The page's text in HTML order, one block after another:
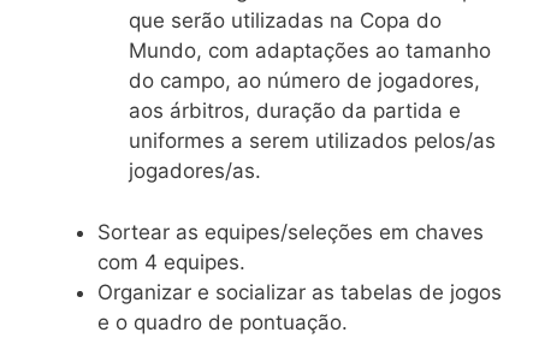
que serão utilizadas na Copa do
Mundo, com adaptações ao tamanho
do campo, ao número de jogadores,
aos árbitros, duração da partida e
uniformes a serem utilizados pelos/as
jogadores/as.
Sortear as equipes/seleções em chaves
com 4 equipes.
Organizar e socializar as tabelas de jogos
e o quadro de pontuação.